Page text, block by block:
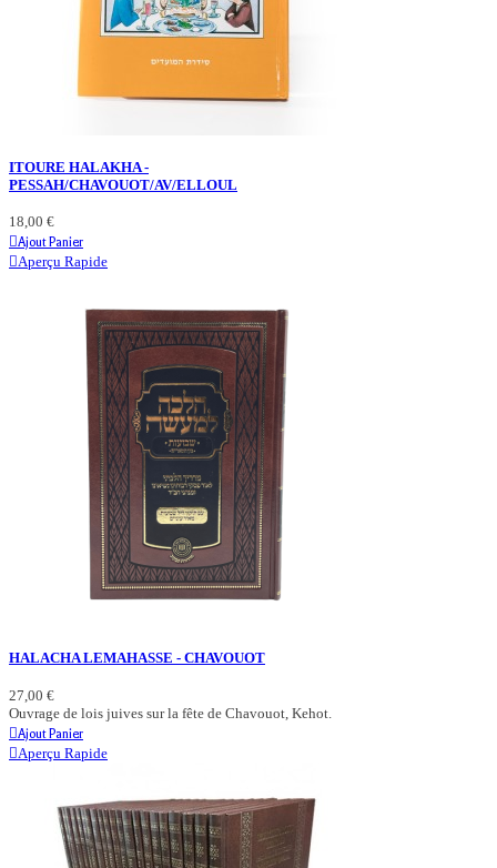
ITOURE HALAKHA -
PESSAH/CHAVOUOT/AV/ELLOUL
18,00 €
Ajout Panier
Aperçu Rapide
HALACHA LEMAHASSE - CHAVOUOT
27,00 €
Ouvrage de lois juives sur la fête de Chavouot, Kehot.
Ajout Panier
Aperçu Rapide